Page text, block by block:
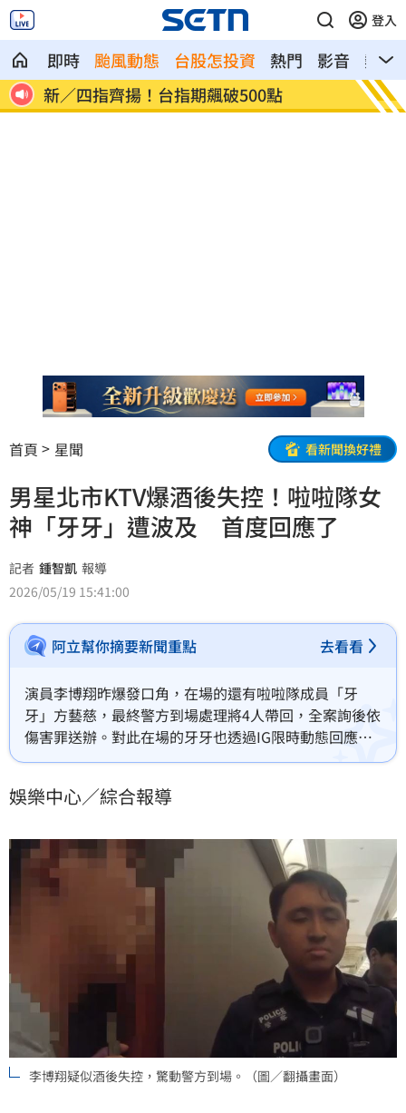
登入
即時 颱風動態 台股怎投資 熱門 影音
熱搜
慈濟遭詐10.6億元！全款拿回解方曝
稱龍
首頁 星聞 看新聞換好禮
男星北市KTV爆酒後失控！啦啦隊女
神「牙牙」遭波及 首度回應了
記者 鍾智凱 報導
2026/05/19 15:41:00
阿立幫你摘要新聞重點 去看看
演員李博翔昨爆發口角，在場的還有啦啦隊成員「牙
牙」方藝慈，最終警方到場處理將4人帶回，全案詢後依
傷害罪送辦。對此在場的牙牙也透過IG限時動態回應
了。
娛樂中心／綜合報導
李博翔疑似酒後失控，驚動警方到場。（圖／翻攝畫面）